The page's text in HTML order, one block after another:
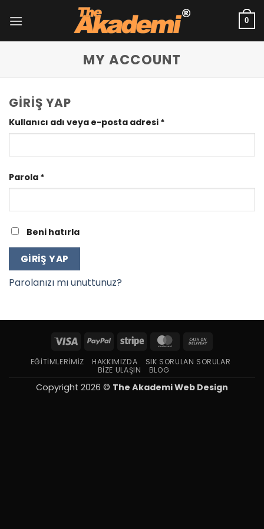
atla
0
MY ACCOUNT
GIRIŞ YAP
Kullanıcı adı veya e-posta adresi *
Parola *
Beni hatırla
GIRIŞ YAP
Parolanızı mı unuttunuz?
Visa PayPal Stripe MasterCard
Delivery
EĞITIMLERIMIZ HAKKIMIZDA
SIK SORULAN SORULAR
BIZE ULAŞIN
BLOG
Copyright 2026 © The Akademi Web Design